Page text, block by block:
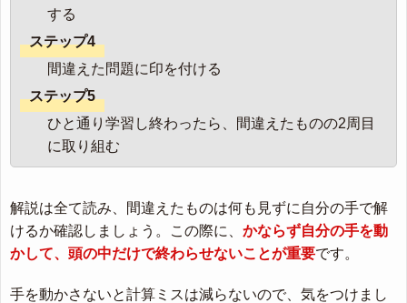
する
ステップ4
間違えた問題に印を付ける
ステップ5
ひと通り学習し終わったら、間違えたものの2周目
に取り組む
解説は全て読み、間違えたものは何も見ずに自分の手で解
けるか確認しましょう。この際に、 かならず自分の手を動
かして、頭の中だけで終わらせないことが重要です。
手を動かさないと計算ミスは減らないので、気をつけまし